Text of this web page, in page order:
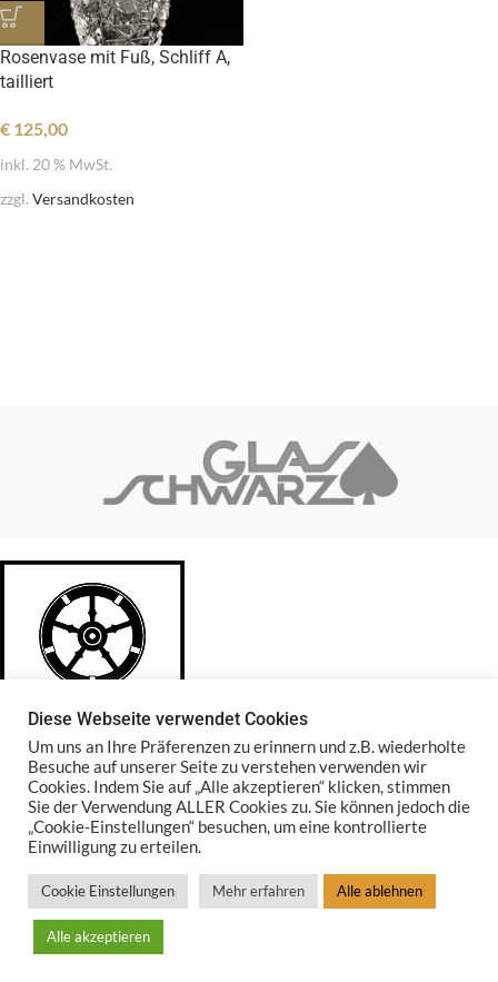
Rosenvase mit Fuß, Schliff A,
tailliert
€ 125,00
inkl. 20 % MwSt.
zzgl. Versandkosten
Glasstadt Rattenberg
Südtirolerstr. 28 | 6240 Rattenberg
Telefon: +43 5337 66098
E-Mail: info@glas-schwarz.at
Diese Webseite verwendet Cookies
Um uns an Ihre Präferenzen zu erinnern und z.B. wiederholte
Besuche auf unserer Seite zu verstehen verwenden wir
Cookies. Indem Sie auf „Alle akzeptieren“ klicken, stimmen
Sie der Verwendung ALLER Cookies zu. Sie können jedoch die
„Cookie-Einstellungen“ besuchen, um eine kontrollierte
Einwilligung zu erteilen.
Cookie Einstellungen Mehr erfahren Alle ablehnen
Alle akzeptieren